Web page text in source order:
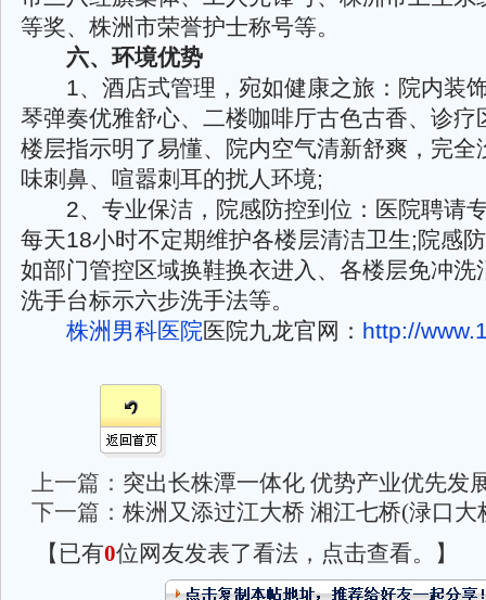
等奖、株洲市荣誉护士称号等。
六、环境优势
1、酒店式管理，宛如健康之旅：院内装
琴弹奏优雅舒心、二楼咖啡厅古色古香、诊疗
楼层指示明了易懂、院内空气清新舒爽，完全
味刺鼻、喧嚣刺耳的扰人环境;
2、专业保洁，院感防控到位：医院聘请
每天18小时不定期维护各楼层清洁卫生;院感
如部门管控区域换鞋换衣进入、各楼层免冲洗
洗手台标示六步洗手法等。
株洲男科医院医院九龙官网： http://
上一篇： 突出长株潭一体化 优势产业优先发
下一篇： 株洲又添过江大桥 湘江七桥(渌口大
【已有0位网友发表了看法，点击查看。】